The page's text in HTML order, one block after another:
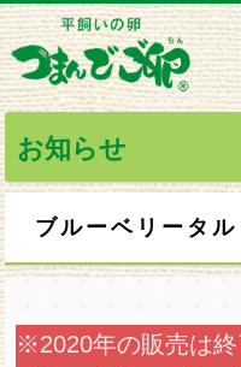
お知らせ
ブルーベリータ
※2020年の販売は